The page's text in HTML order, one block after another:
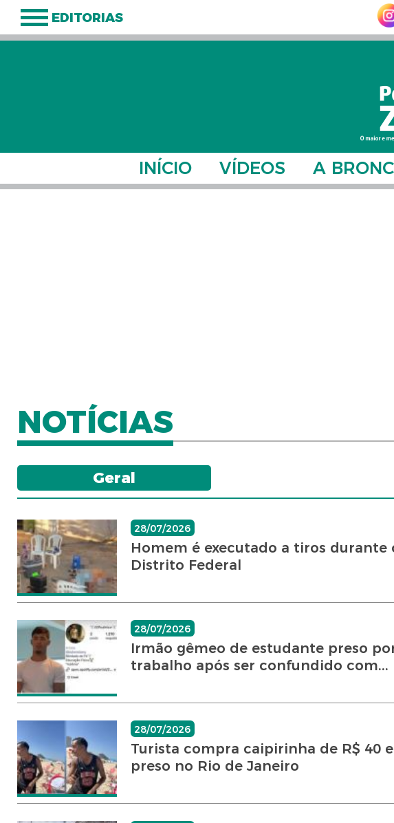
EDITORIAS
INÍCIO VÍDEOS A
NOTÍCIAS
Geral
28/07/2026
Homem é executado a tiros
Distrito Federal
28/07/2026
Irmão gêmeo de estudante preso
trabalho após ser confundido com...
28/07/2026
Turista compra caipirinha de R$ 40
preso no Rio de Janeiro